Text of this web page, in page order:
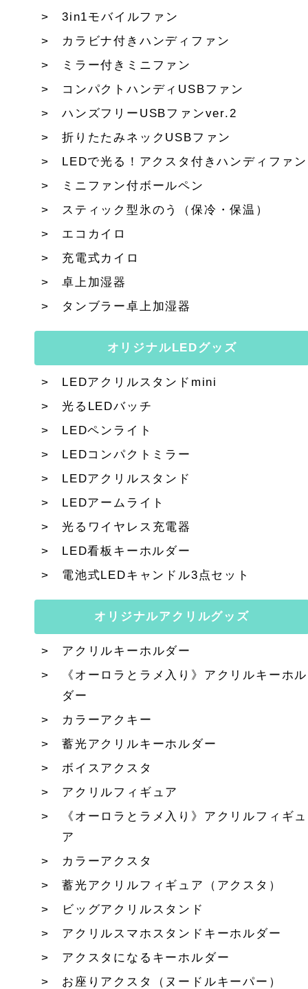
3in1モバイルファン
カラビナ付きハンディファン
ミラー付きミニファン
コンパクトハンディUSBファン
ハンズフリーUSBファンver.2
折りたたみネックUSBファン
LEDで光る！アクスタ付きハンディファン
ミニファン付ボールペン
スティック型氷のう（保冷・保温）
エコカイロ
充電式カイロ
卓上加湿器
タンブラー卓上加湿器
オリジナルLEDグッズ
LEDアクリルスタンドmini
光るLEDバッチ
LEDペンライト
LEDコンパクトミラー
LEDアクリルスタンド
LEDアームライト
光るワイヤレス充電器
LED看板キーホルダー
電池式LEDキャンドル3点セット
オリジナルアクリルグッズ
アクリルキーホルダー
《オーロラとラメ入り》アクリルキーホル
ダー
カラーアクキー
蓄光アクリルキーホルダー
ボイスアクスタ
アクリルフィギュア
《オーロラとラメ入り》アクリルフィギュ
ア
カラーアクスタ
蓄光アクリルフィギュア（アクスタ）
ビッグアクリルスタンド
アクリルスマホスタンドキーホルダー
アクスタになるキーホルダー
お座りアクスタ（ヌードルキーパー）